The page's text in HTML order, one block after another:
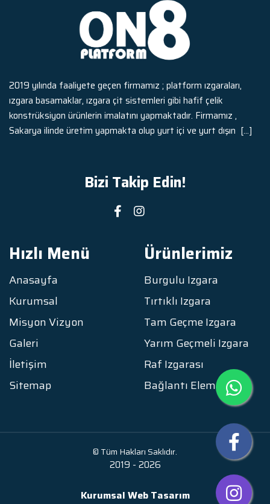
2019 yılında faaliyete geçen firmamız ; platform ızgaraları,
ızgara basamaklar, ızgara çit sistemleri gibi hafif çelik
konstrüksiyon ürünlerin imalatını yapmaktadır. Firmamız ,
Sakarya ilinde üretim yapmakta olup yurt içi ve yurt dışın [...]
Bizi Takip Edin!
Hızlı Menü
Anasayfa
Kurumsal
Misyon Vizyon
Galeri
İletişim
Sitemap
Ürünlerimiz
Burgulu Izgara
Tırtıklı Izgara
Tam Geçme Izgara
Yarım Geçmeli Izgara
Raf Izgarası
Bağlantı Elemanı
© Tüm Hakları Saklıdır.
2019 - 2026
Kurumsal Web Tasarım